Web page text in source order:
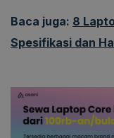
Baca juga: 8
Spesifikasi dan